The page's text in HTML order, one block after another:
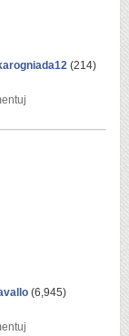
(214)
(6,945)